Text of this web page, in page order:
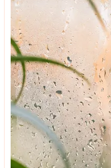
ტენდენციები
რაზე უნდა ვთქვათ უარი
თანამედროვე დიზაინის